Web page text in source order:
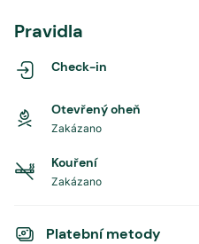
Pravidla
Check-in
Otevřený oheň
Zakázano
Kouření
Zakázano
Platební metody